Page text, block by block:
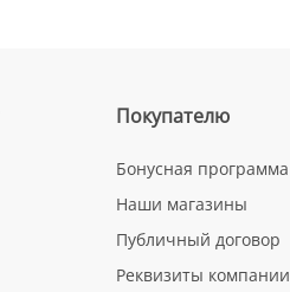
Покупателю
Бонусная программа
Наши магазины
Публичный договор
Реквизиты компании